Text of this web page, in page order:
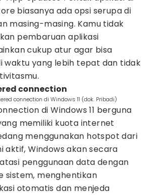
biasanya ada opsi serupa di
masing-masing. Kamu tidak
pembaruan aplikasi
cukup atur agar bisa
waktu yang lebih tepat dan tidak
connection
connection di Windows 11 (dok. Pribadi)
di Windows 11 berguna
memiliki kuota internet
menggunakan hotspot dari
aktif, Windows akan secara
penggunaan data dengan
sistem, menghentikan
otomatis dan menjeda